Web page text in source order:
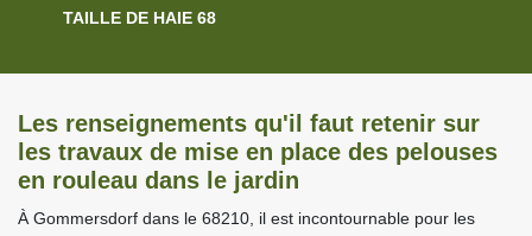
TAILLE DE HAIE 68
Les renseignements qu'il faut retenir sur
les travaux de mise en place des pelouses
en rouleau dans le jardin
À Gommersdorf dans le 68210, il est incontournable pour les